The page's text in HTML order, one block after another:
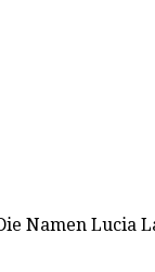
Namen Lucia